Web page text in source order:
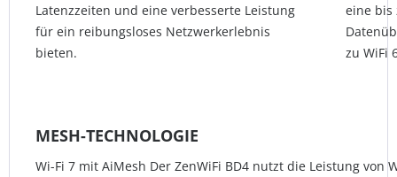
Latenzzeiten und eine verbesserte Leistung
für ein reibungsloses Netzwerkerlebnis
bieten.
eine bis
zu WiFi
MESH-TECHNOLOGIE
Wi-Fi 7 mit AiMesh Der ZenWiFi BD4 nutzt die Leistung von